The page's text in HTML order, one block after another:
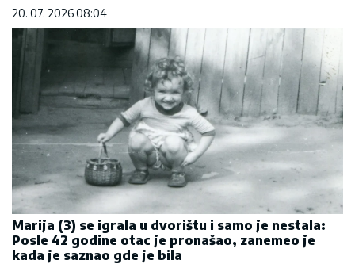
20. 07. 2026 08:04
Marija (3) se igrala u dvorištu i samo je nestala:
Posle 42 godine otac je pronašao, zanemeo je
kada je saznao gde je bila